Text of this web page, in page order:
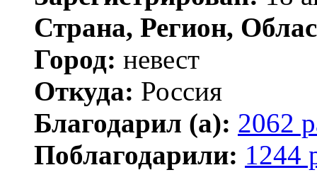
Страна, Регион,
Город: невест
Откуда: Россия
Благодарил (а): 2062
Поблагодарили: 1244